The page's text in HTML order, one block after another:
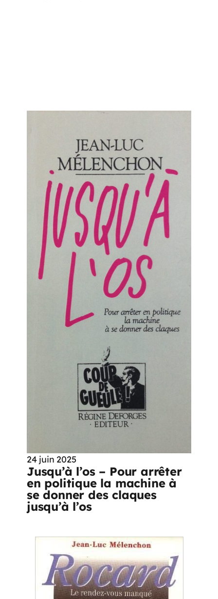
24 juin 2025
Jusqu’à l’os – Pour arrêter
en politique la machine à
se donner des claques
jusqu’à l’os